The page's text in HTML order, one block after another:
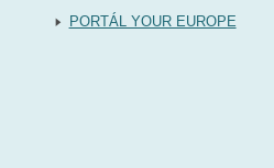
PORTÁL YOUR EUROPE